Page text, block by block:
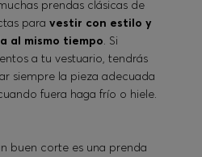
prendas clásicas de
paravestir con estilo y
al mismo tiempo. Si
a tu vestuario, tendrás
siempre la pieza adecuada
fuera haga frío o hiele.
buen corte es una prenda